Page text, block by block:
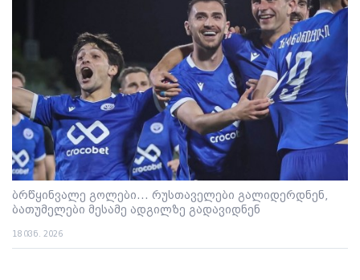
ბრწყინვალე გოლები... რუსთაველები გალიდერდნენ,
ბათუმელები მესამე ადგილზე გადავიდნენ
18 ივნ. 2026